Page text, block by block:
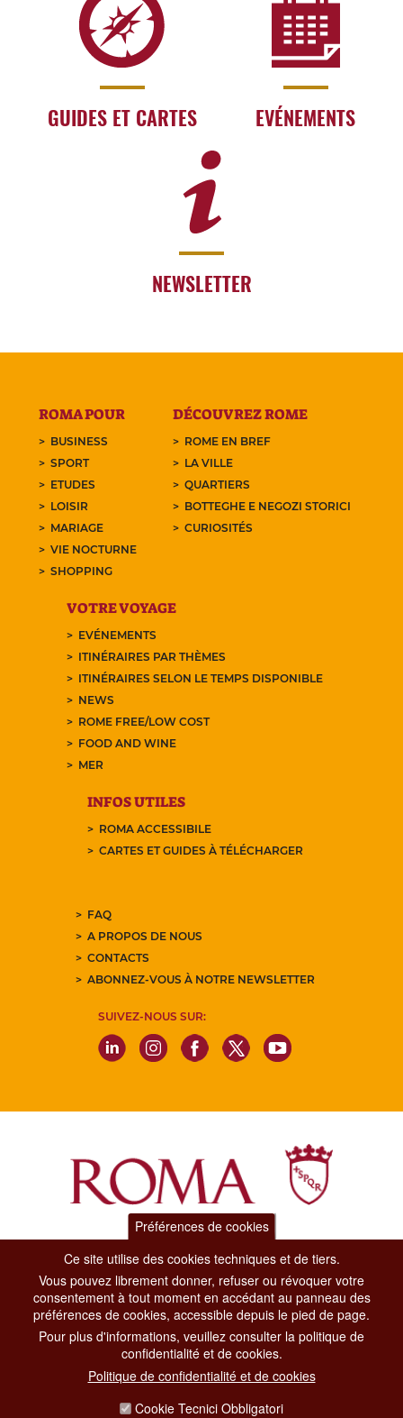
GUIDES ET CARTES EVÉNEMENTS
NEWSLETTER
ROMA POUR
BUSINESS
SPORT
ETUDES
LOISIR
MARIAGE
VIE NOCTURNE
SHOPPING
DÉCOUVREZ ROME
ROME EN BREF
LA VILLE
QUARTIERS
BOTTEGHE E NEGOZI STORICI
CURIOSITÉS
VOTRE VOYAGE
EVÉNEMENTS
ITINÉRAIRES PAR THÈMES
ITINÉRAIRES SELON LE TEMPS DISPONIBLE
NEWS
ROME FREE/LOW COST
FOOD AND WINE
MER
INFOS UTILES
ROMA ACCESSIBILE
CARTES ET GUIDES À TÉLÉCHARGER
FAQ
A PROPOS DE NOUS
CONTACTS
ABONNEZ-VOUS À NOTRE NEWSLETTER
SUIVEZ-NOUS SUR:
Via di San Basilio, 51
00187 Roma
CONTACT CENTER TEL. 06 06 08
CONTATTA LA REDAZIONE
Préférences de cookies
Ce site utilise des cookies techniques et de tiers.
Vous pouvez librement donner, refuser ou révoquer votre
consentement à tout moment en accédant au panneau des
préférences de cookies, accessible depuis le pied de page.
Pour plus d'informations, veuillez consulter la politique de
confidentialité et de cookies.
Politique de confidentialité et de cookies
Cookie Tecnici Obbligatori